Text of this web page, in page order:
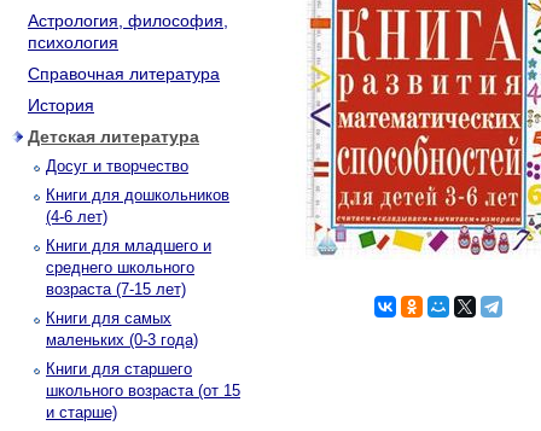
Астрология, философия,
психология
Справочная литература
История
Детская литература
Досуг и творчество
Книги для дошкольников
(4-6 лет)
Книги для младшего и
среднего школьного
возраста (7-15 лет)
Книги для самых
маленьких (0-3 года)
Книги для старшего
школьного возраста (от 15
и старше)